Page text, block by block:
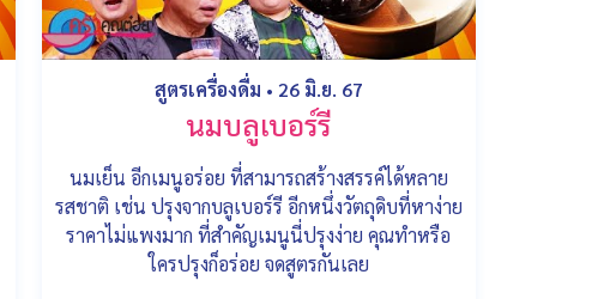
สูตรเครื่องดื่ม • 26 มิ.ย. 67
นมบลูเบอร์รี
นมเย็น อีกเมนูอร่อย ที่สามารถสร้างสรรค์ได้หลาย
รสชาติ เช่น ปรุงจากบลูเบอร์รี อีกหนึ่งวัตถุดิบที่หาง่าย
ราคาไม่แพงมาก ที่สำคัญเมนูนี่ปรุงง่าย คุณทำหรือ
ใครปรุงก็อร่อย จดสูตรกันเลย